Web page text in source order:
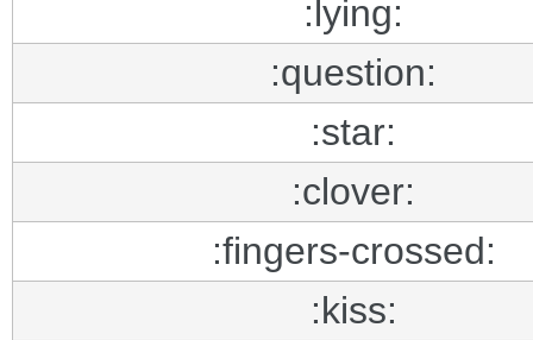
:lying:
:question:
:star:
:clover:
:fingers-crossed:
:kiss: